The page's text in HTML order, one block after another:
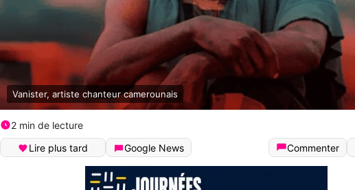
Vanister, artiste chanteur camerounais
2 min de lecture
Lire plus tard
Google News Commenter